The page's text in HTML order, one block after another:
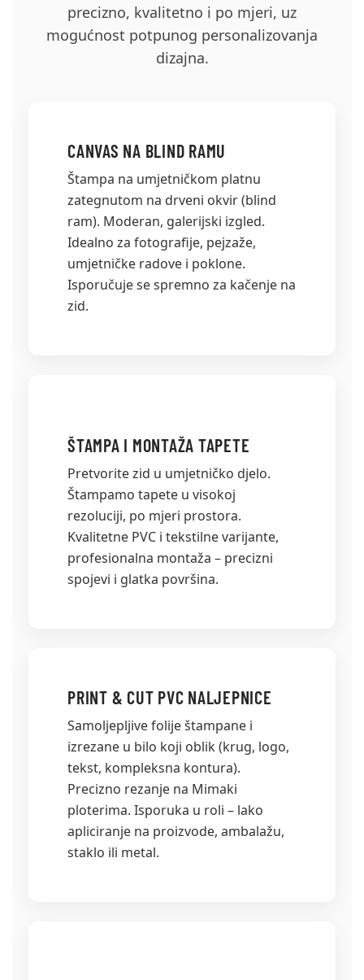
precizno, kvalitetno i po mjeri, uz
mogućnost potpunog personalizovanja
dizajna.
CANVAS NA BLIND RAMU
Štampa na umjetničkom platnu
zategnutom na drveni okvir (blind
ram). Moderan, galerijski izgled.
Idealno za fotografije, pejzaže,
umjetničke radove i poklone.
Isporučuje se spremno za kačenje na
zid.
ŠTAMPA I MONTAŽA TAPETE
Pretvorite zid u umjetničko djelo.
Štampamo tapete u visokoj
rezoluciji, po mjeri prostora.
Kvalitetne PVC i tekstilne varijante,
profesionalna montaža – precizni
spojevi i glatka površina.
PRINT & CUT PVC NALJEPNICE
Samoljepljive folije štampane i
izrezane u bilo koji oblik (krug, logo,
tekst, kompleksna kontura).
Precizno rezanje na Mimaki
ploterima. Isporuka u roli – lako
apliciranje na proizvode, ambalažu,
staklo ili metal.